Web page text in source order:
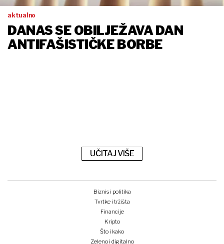
aktualno
DANAS SE OBILJEŽAVA DAN
ANTIFAŠISTIČKE BORBE
UČITAJ VIŠE
Biznis i politika
Tvrtke i tržišta
Financije
Kripto
Što i kako
Zeleno i digitalno